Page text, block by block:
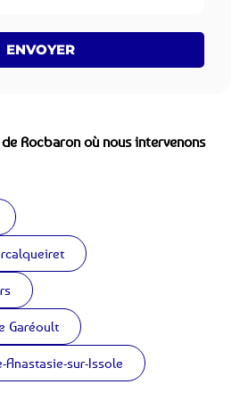
ENVOYER
Rocbaron où nous intervenons
Garéoult
Anastasie-sur-Issole